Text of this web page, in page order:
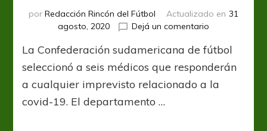
por Redacción Rincón del Fútbol Actualizado en 31
agosto, 2020
Dejá un comentario
conformó
el
de
La Confederación sudamericana de fútbol
seleccionó a seis médicos que responderán
a cualquier imprevisto relacionado a la
covid-19. El departamento …